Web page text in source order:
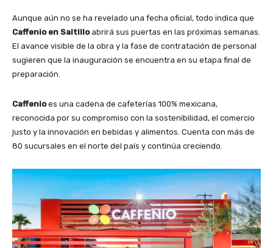
Aunque aún no se ha revelado una fecha oficial, todo indica que
Caffenio en Saltilloabrirá sus puertas en las próximas semanas.
El avance visible de la obra y la fase de contratación de personal
sugieren que la inauguración se encuentra en su etapa final de
preparación.
Caffenioes una cadena de cafeterías 100% mexicana,
reconocida por su compromiso con la sostenibilidad, el comercio
justo y la innovación en bebidas y alimentos. Cuenta con más de
80 sucursales en el norte del país y continúa creciendo.